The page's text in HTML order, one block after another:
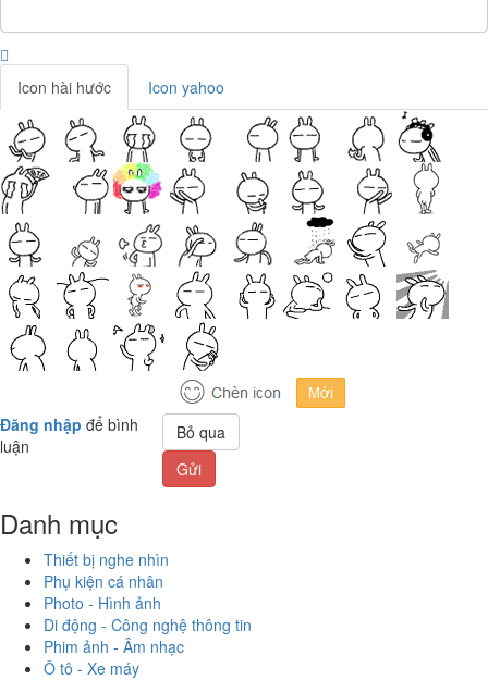
Icon hài hước Icon yahoo
Đăng nhập để bình
luận
Bỏ qua
Gửi
Danh mục
Thiết bị nghe nhìn
Phụ kiện cá nhân
Photo - Hình ảnh
Di động - Công nghệ thông tin
Phim ảnh - Âm nhạc
Ô tô - Xe máy